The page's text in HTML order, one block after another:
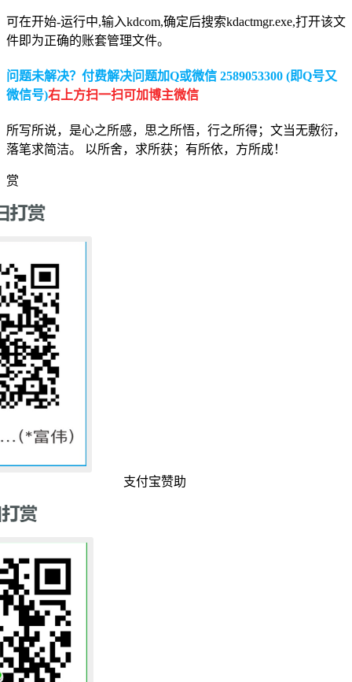
可在开始-运行中,输入kdcom,确定后搜索kdactmgr.exe,打开该文
件即为正确的账套管理文件。
问题未解决？付费解决问题加Q或微信 2589053300 (即Q号又
微信号)右上方扫一扫可加博主微信
所写所说，是心之所感，思之所悟，行之所得；文当无敷衍，
落笔求简洁。 以所舍，求所获；有所依，方所成！
赏
支付宝赞助